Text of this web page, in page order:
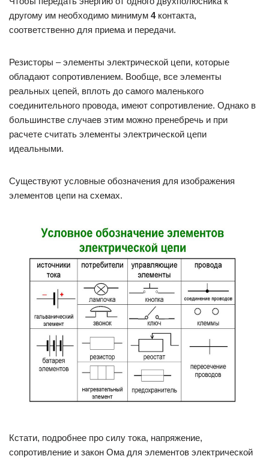
другому им необходимо минимум 4контакта,
соответственно для приема и передачи.
Резисторы – элементы электрической цепи, которые
обладают сопротивлением. Вообще, все элементы
реальных цепей, вплоть до самого маленького
соединительного провода, имеют сопротивление. Однако в
большинстве случаев этим можно пренебречь и при
расчете считать элементы электрической цепи
идеальными.
Существуют условные обозначения для изображения
элементов цепи на схемах.
Кстати, подробнее про силу тока, напряжение,
сопротивление и закон Ома для элементов электрической